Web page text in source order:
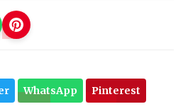
WhatsApp Pinterest